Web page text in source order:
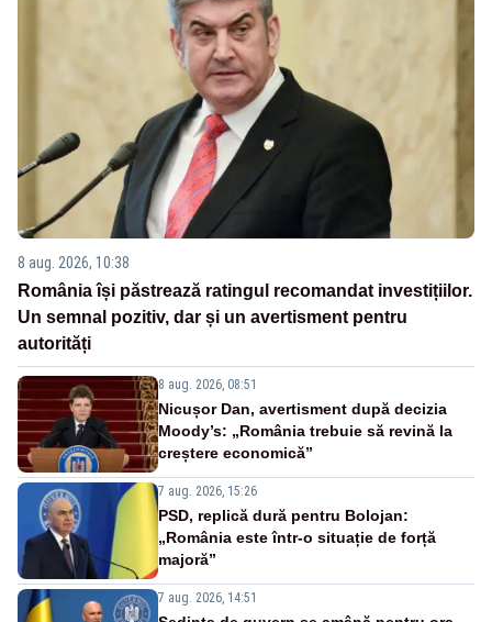
8 aug. 2026, 10:38
România își păstrează ratingul recomandat investițiilor.
Un semnal pozitiv, dar și un avertisment pentru
autorități
8 aug. 2026, 08:51
Nicușor Dan, avertisment după decizia
Moody’s: „România trebuie să revină la
creștere economică”
7 aug. 2026, 15:26
PSD, replică dură pentru Bolojan:
„România este într-o situație de forță
majoră”
7 aug. 2026, 14:51